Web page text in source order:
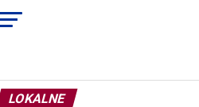
LOKALNE